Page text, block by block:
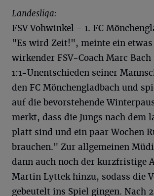
Landesliga:
FSV Vohwinkel - 1. FC
"Es wird Zeit!", meinte ein
wirkender FSV-Coach Marc Bach
1:1-Unentschieden seiner
den FC Mönchengladbach und
auf die bevorstehende
merkt, dass die Jungs nach dem
platt sind und ein paar Wochen
brauchen." Zur allgemeinen
dann auch noch der kurzfristige
Martin Lyttek hinzu, sodass die
gebeutelt ins Spiel gingen. Nach